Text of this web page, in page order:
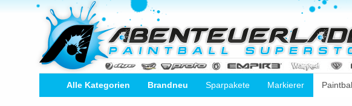
Alle Kategorien Brandneu Sparpakete Markierer